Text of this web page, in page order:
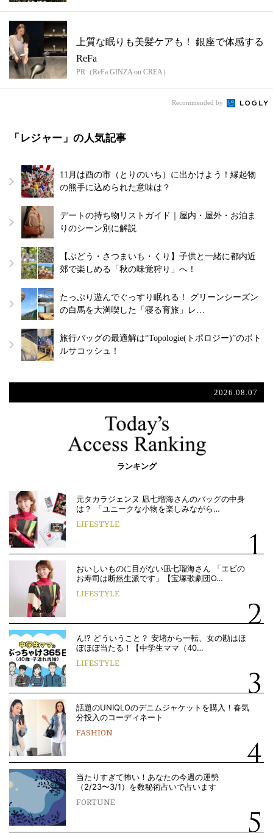
上質な眠りも美髪ケアも！ 銀座で体感する
ReFa
PR（ReFa GINZA on CREA）
Recommended by
「レジャー」の人気記事
11月は酉の市（とりのいち）に出かけよう！縁起物
の熊手に込められた意味は？
デートの持ち物リストガイド｜屋内・屋外・お泊ま
りのシーン別に解説
【ぶどう・さつまいも・くり】子供と一緒に都内近
郊で楽しめる「秋の味覚狩り」へ！
たっぷり遊んでぐっすり眠れる！ グリーンシーズン
の白馬を大満喫した「寝る育旅」レ…
旅行バッグの最適解は“Topologie(トポロジー)”のボト
ルサコッシュ！
2026.08.07
ランキング
元タカラジェンヌ 凪七瑠海さんのバッグの中身
は？ 「ユニークな小物を楽しみながら…
LIFESTYLE
おいしいものに目がない凪七瑠海さん 「エビの
お寿司は断然生派です」【宝塚歌劇団O…
LIFESTYLE
ん!? どういうこと？ 安堵から一転、女の勘はほ
ぼほぼ当たる！【中学生ママ（40…
LIFESTYLE
話題のUNIQLOのデニムジャケットを購入！春気
分投入のコーディネート
FASHION
当たりすぎて怖い！あなたの今週の運勢
（2/23〜3/1）を数秘術占いで占います
FORTUNE